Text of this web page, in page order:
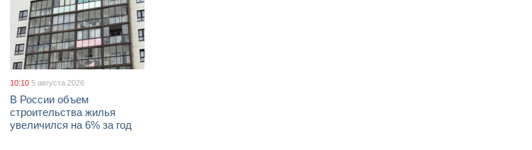
10:10 5 августа 2026
В России объем
строительства жилья
увеличился на 6% за год